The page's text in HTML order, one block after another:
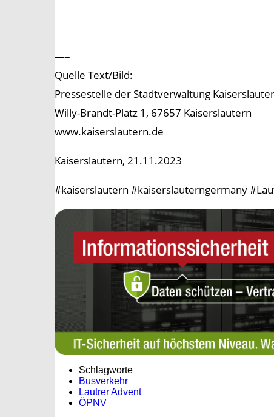
—–
Quelle Text/Bild:
Pressestelle der Stadtverwaltung
Willy-Brandt-Platz 1, 67657 Kaiserslautern
www.kaiserslautern.de
Kaiserslautern, 21.11.2023
#kaiserslautern #kaiserslauterngermany
Schlagworte
Busverkehr
Lautrer Advent
ÖPNV